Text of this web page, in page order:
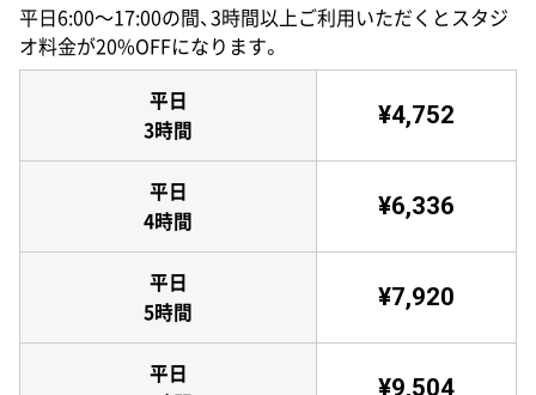
平日6:00〜17:00の間、3時間以上ご利用いただくとスタジ
オ料金が20%OFFになります。
平日
3時間
¥4,752
平日
4時間
¥6,336
平日
5時間
¥7,920
平日
¥9,504